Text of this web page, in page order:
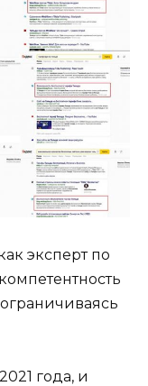
эксперт по
года, и